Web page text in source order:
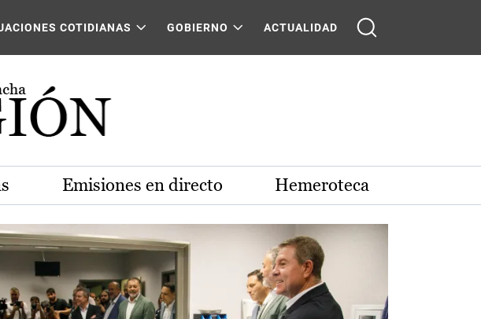
COTIDIANAS GOBIERNO ACTUALIDAD
Emisiones en directo Hemeroteca